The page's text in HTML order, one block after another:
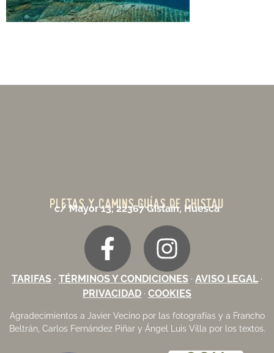
PLETAS Y CAMINS GUÍAS DE CHISTAU
c/ Mayor 13, 22367 Gistaín, Huesca
TARIFAS · TÉRMINOS Y CONDICIONES · AVISO LEGAL ·
PRIVACIDAD · COOKIES
Agradecimientos a Javier Vecino por las fotografías y a Francho
Beltrán, Carlos Fernández Piñar y Ángel Luis Villa por los textos.